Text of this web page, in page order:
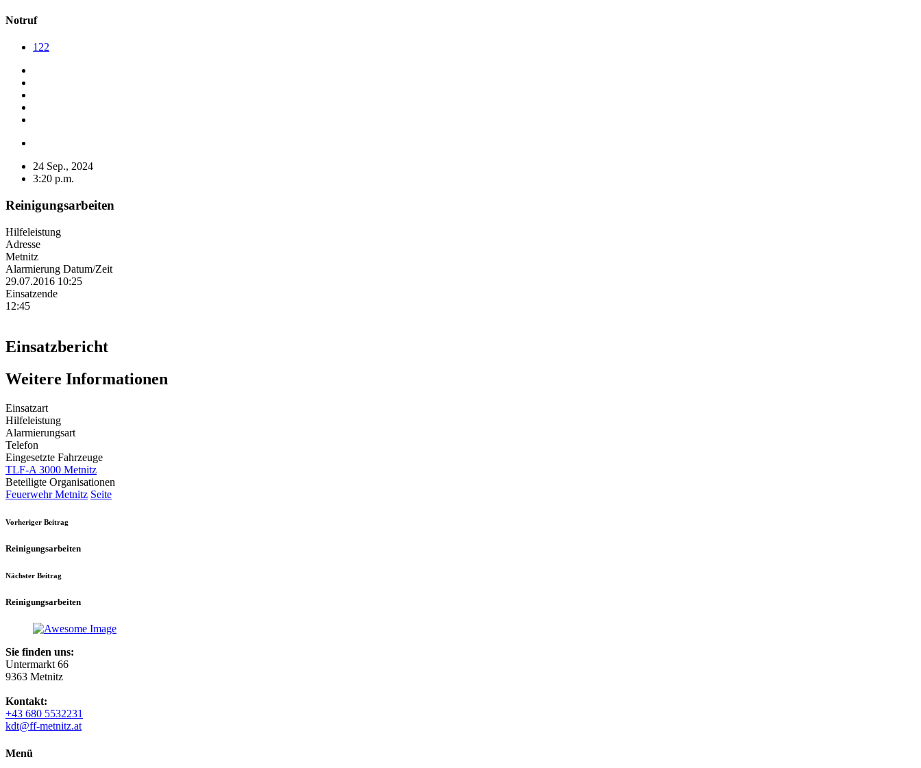
Notruf
122
24 Sep., 2024
3:20 p.m.
Reinigungsarbeiten
Hilfeleistung
Adresse
Metnitz
Alarmierung Datum/Zeit
29.07.2016 10:25
Einsatzende
12:45
Einsatzbericht
Weitere Informationen
Einsatzart
Hilfeleistung
Alarmierungsart
Telefon
Eingesetzte Fahrzeuge
TLF-A 3000 Metnitz
Beteiligte Organisationen
Feuerwehr Metnitz Seite
Vorheriger Beitrag
Reinigungsarbeiten
Nächster Beitrag
Reinigungsarbeiten
Sie finden uns:
Untermarkt 66
9363 Metnitz
Kontakt:
+43 680 5532231
kdt@ff-metnitz.at
Menü